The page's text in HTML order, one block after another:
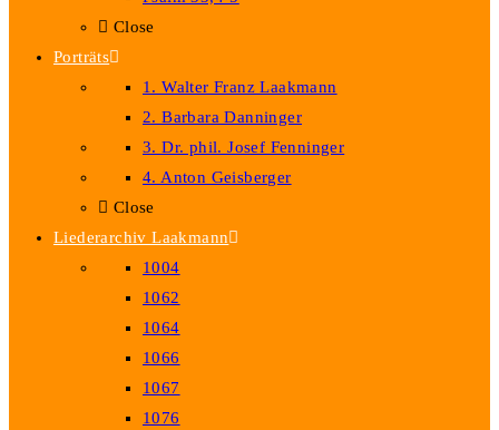
Close
Porträts
1. Walter Franz Laakmann
2. Barbara Danninger
3. Dr. phil. Josef Fenninger
4. Anton Geisberger
Close
Liederarchiv Laakmann
1004
1062
1064
1066
1067
1076